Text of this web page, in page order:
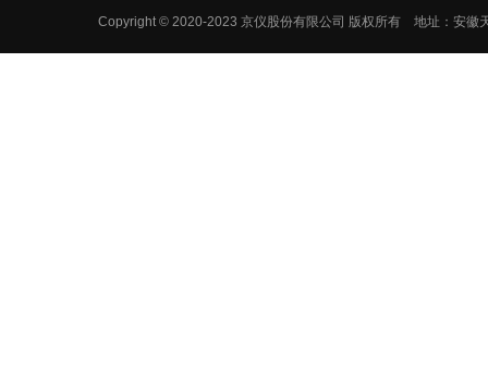
Copyright © 2020-2023 京仪股份有限公司 版权所有 地址：安